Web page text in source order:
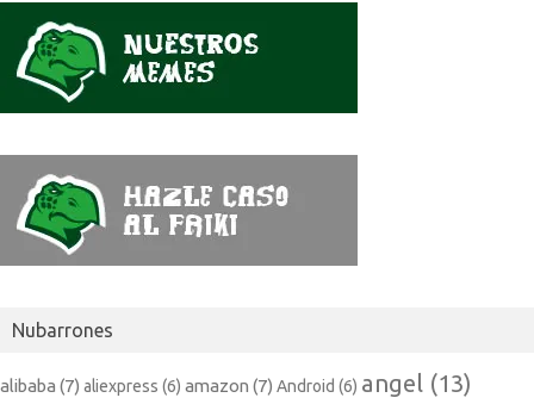
Nubarrones
alibaba (7) aliexpress (6) amazon (7) Android (6) angel (13)